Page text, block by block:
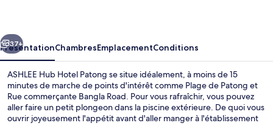
Suivant
37+
PrésentationChambresEmplacementConditions
ASHLEE Hub Hotel Patong se situe idéalement, à moins de 15
minutes de marche de points d'intérêt comme Plage de Patong et
Rue commerçante Bangla Road. Pour vous rafraîchir, vous pouvez
aller faire un petit plongeon dans la piscine extérieure. De quoi vous
ouvrir joyeusement l'appétit avant d'aller manger à l'établissement